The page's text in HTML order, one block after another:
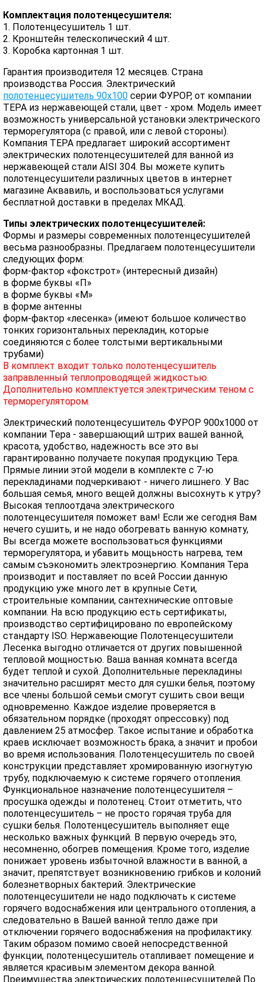
Комплектация полотенцесушителя:
1. Полотенцесушитель 1 шт.
2. Кронштейн телескопический 4 шт.
3. Коробка картонная 1 шт.
Гарантия производителя 12 месяцев. Страна
производства Россия. Электрический
полотенцесушитель 90х100 серии ФУРОР, от компании
ТЕРА из нержавеющей стали, цвет - хром. Модель имеет
возможность универсальной установки электрического
терморегулятора (с правой, или с левой стороны).
Компания ТЕРА предлагает широкий ассортимент
электрических полотенцесушителей для ванной из
нержавеющей стали AISI 304. Вы можете купить
полотенцесушители различных цветов в интернет
магазине Аквавиль, и воспользоваться услугами
бесплатной доставки в пределах МКАД.
Типы электрических полотенцесушителей:
Формы и размеры современных полотенцесушителей
весьма разнообразны. Предлагаем полотенцесушители
следующих форм:
форм-фактор «фокстрот» (интересный дизайн)
в форме буквы «П»
в форме буквы «М»
в форме антенны
форм-фактор «лесенка» (имеют большое количество
тонких горизонтальных перекладин, которые
соединяются с более толстыми вертикальными
трубами)
В комплект входит только полотенцесушитель
заправленный теплопроводящей жидкостью.
Дополнительно комплектуется электрическим теном с
терморегулятором.
Электрический полотенцесушитель ФУРОР 900х1000 от
компании Тера - завершающий штрих вашей ванной,
красота, удобство, надежность все это вы
гарантированно получаете покупая продукцию Тера.
Прямые линии этой модели в комплекте с 7-ю
перекладинами подчеркивают - ничего лишнего. У Вас
большая семья, много вещей должны высохнуть к утру?
Высокая теплоотдача электрического
полотенцесушителя поможет вам! Если же сегодня Вам
нечего сушить, и не надо обогревать ванную комнату,
Вы всегда можете воспользоваться функциями
терморегулятора, и убавить мощьность нагрева, тем
самым съэкономить электроэнергию. Компания Тера
производит и поставляет по всей России данную
продукцию уже много лет в крупные Сети,
строительные компании, сантехнические оптовые
компании. На всю продукцию есть сертификаты,
производство сертифицировано по европейскому
стандарту ISO. Нержавеющие Полотенцесушители
Лесенка выгодно отличается от других повышенной
тепловой мощностью. Ваша ванная комната всегда
будет теплой и сухой. Дополнительные перекладины
значительно расширят место для сушки белья, поэтому
все члены большой семьи смогут сушить свои вещи
одновременно. Каждое изделие проверяется в
обязательном порядке (проходят опрессовку) под
давлением 25 атмосфер. Такое испытание и обработка
краев исключает возможность брака, а значит и пробои
во время использования. Полотенцесушитель по своей
конструкции представляет хромированную изогнутую
трубу, подключаемую к системе горячего отопления.
Функциональное назначение полотенцесушителя –
просушка одежды и полотенец. Стоит отметить, что
полотенцесушитель – не просто горячая труба для
сушки белья. Полотенцесушитель выполняет еще
несколько важных функций. В первую очередь это,
несомненно, обогрев помещения. Кроме того, изделие
понижает уровень избыточной влажности в ванной, а
значит, препятствует возникновению грибков и колоний
болезнетворных бактерий. Электрические
полотенцесушители не надо подключать к системе
горячего водоснабжения или центрального отопления, а
следовательно в Вашей ванной тепло даже при
отключении горячего водоснабжения на профилактику.
Таким образом помимо своей непосредственной
функции, полотенцесушитель отапливает помещение и
является красивым элементом декора ванной.
Преимущества электрических полотенцесушителей По